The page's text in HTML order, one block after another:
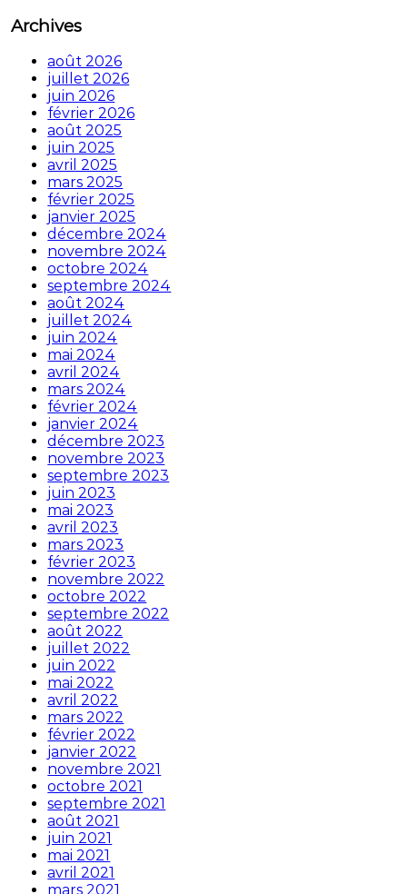
Archives
août 2026
juillet 2026
juin 2026
février 2026
août 2025
juin 2025
avril 2025
mars 2025
février 2025
janvier 2025
décembre 2024
novembre 2024
octobre 2024
septembre 2024
août 2024
juillet 2024
juin 2024
mai 2024
avril 2024
mars 2024
février 2024
janvier 2024
décembre 2023
novembre 2023
septembre 2023
juin 2023
mai 2023
avril 2023
mars 2023
février 2023
novembre 2022
octobre 2022
septembre 2022
août 2022
juillet 2022
juin 2022
mai 2022
avril 2022
mars 2022
février 2022
janvier 2022
novembre 2021
octobre 2021
septembre 2021
août 2021
juin 2021
mai 2021
avril 2021
mars 2021